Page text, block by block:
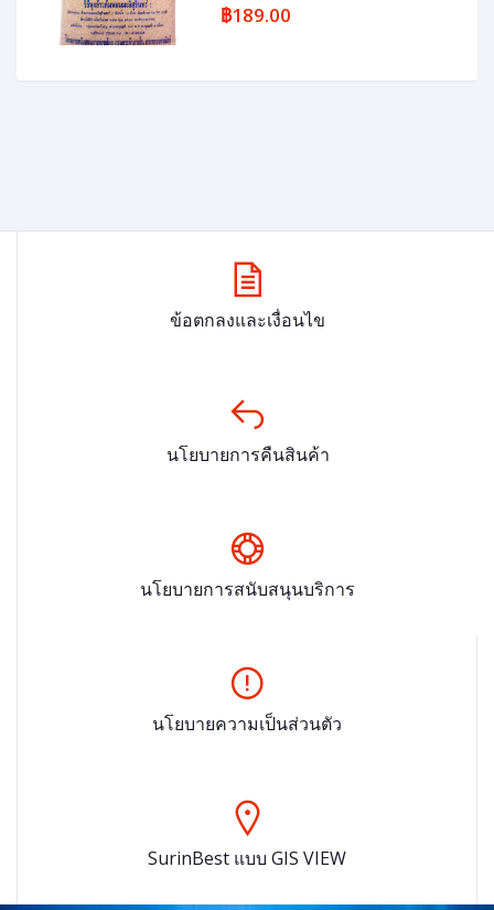
฿189.00
ข้อตกลงและเงื่อนไข
นโยบายการคืนสินค้า
นโยบายการสนับสนุนบริการ
นโยบายความเป็นส่วนตัว
SurinBest แบบ GIS VIEW